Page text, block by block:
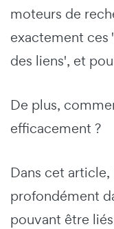
moteurs de
exactement ces
des liens', et
De plus,
efficacement ?
Dans cet
profondément
pouvant être